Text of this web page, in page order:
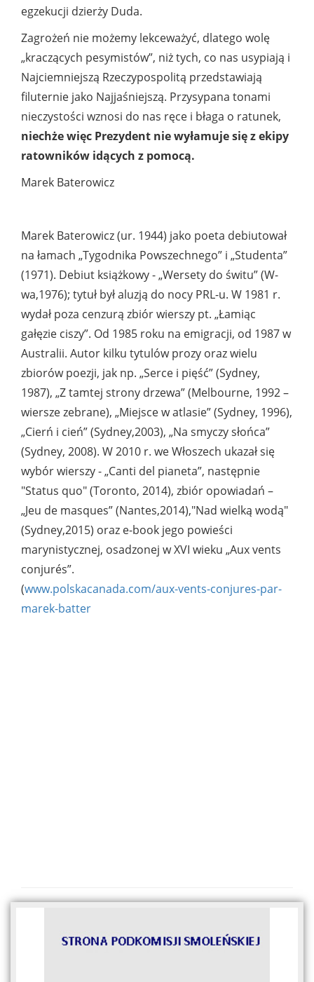
egzekucji dzierży Duda.
Zagrożeń nie możemy lekceważyć, dlatego wolę
„kraczących pesymistów”, niż tych, co nas usypiają i
Najciemniejszą Rzeczypospolitą przedstawiają
filuternie jako Najjaśniejszą. Przysypana tonami
nieczystości wznosi do nas ręce i błaga o ratunek,
niechże więc Prezydent nie wyłamuje się z ekipy
ratowników idących z pomocą.
Marek Baterowicz
Marek Baterowicz (ur. 1944) jako poeta debiutował
na łamach „Tygodnika Powszechnego” i „Studenta”
(1971). Debiut książkowy - „Wersety do świtu” (W-
wa,1976); tytuł był aluzją do nocy PRL-u. W 1981 r.
wydał poza cenzurą zbiór wierszy pt. „Łamiąc
gałęzie ciszy”. Od 1985 roku na emigracji, od 1987 w
Australii. Autor kilku tytulów prozy oraz wielu
zbiorów poezji, jak np. „Serce i pięść” (Sydney,
1987), „Z tamtej strony drzewa” (Melbourne, 1992 –
wiersze zebrane), „Miejsce w atlasie” (Sydney, 1996),
„Cierń i cień” (Sydney,2003), „Na smyczy słońca”
(Sydney, 2008). W 2010 r. we Włoszech ukazał się
wybór wierszy - „Canti del pianeta”, następnie
"Status quo" (Toronto, 2014), zbiór opowiadań –
„Jeu de masques” (Nantes,2014),"Nad wielką wodą"
(Sydney,2015) oraz e-book jego powieści
marynistycznej, osadzonej w XVI wieku „Aux vents
conjurés”.
(www.polskacanada.com/aux-vents-conjures-par-
marek-batter